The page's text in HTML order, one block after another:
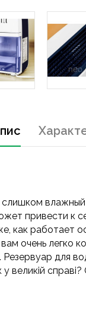
привести к
как работает
очень легко
для
великій